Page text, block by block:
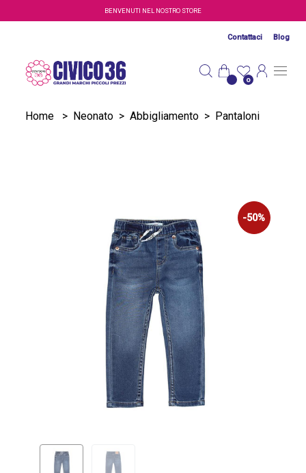
Salta al contenuto principaleBENVENUTI NEL NOSTRO STORE
Contattaci Blog
0
Home > Neonato > Abbigliamento > Pantaloni
-50%